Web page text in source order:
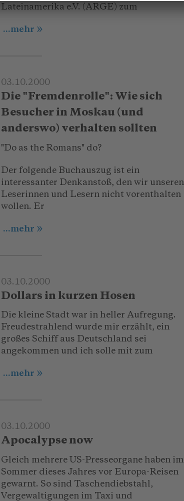
Lateinamerika e.V. (ARGE) zum
...mehr
03.10.2000
Die "Fremdenrolle": Wie sich
Besucher in Moskau (und
anderswo) verhalten sollten
"Do as the Romans" do?
Der folgende Buchauszug ist ein
interessanter Denkanstoß, den wir unseren
Leserinnen und Lesern nicht vorenthalten
wollen. Er
...mehr
03.10.2000
Dollars in kurzen Hosen
Die kleine Stadt war in heller Aufregung.
Freudestrahlend wurde mir erzählt, ein
großes Schiff aus Deutschland sei
angekommen und ich solle mit zum
...mehr
03.10.2000
Apocalypse now
Gleich mehrere US-Presseorgane haben im
Sommer dieses Jahres vor Europa-Reisen
gewarnt. So sind Taschendiebstahl,
Vergewaltigungen im Taxi und